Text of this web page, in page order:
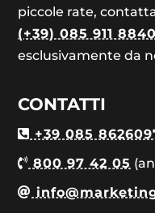
piccole rate,
(+39) 085 911 8840
esclusivamente da
CONTATTI
+39 085
800 97 42 05